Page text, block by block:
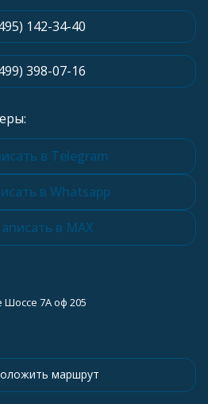
142-34-40
398-07-16
в Telegram
в Whatsapp
в MAX
7А оф 205
маршрут